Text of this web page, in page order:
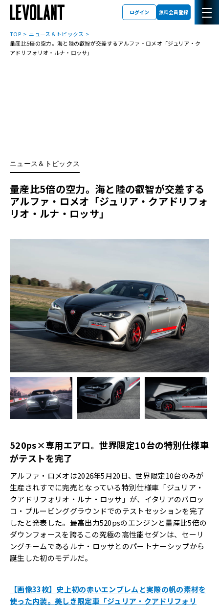
ログイン 無料会員登録
TOP
ニュース＆トピックス
量産比5倍の空力。海と陸の叡智が交差するアルファ・ロメオ「ジュリア・ク
アドリフォリオ・ルナ・ロッサ」
ニュース＆トピックス
量産比5倍の空力。海と陸の叡智が交差する
アルファ・ロメオ「ジュリア・クアドリフォ
リオ・ルナ・ロッサ」
520ps×専用エアロ。世界限定10台の特別仕様車
がテストを完了
アルファ・ロメオは2026年5月20日、世界限定10台のみが
生産されすでに完売となっている特別仕様車「ジュリア・
クアドリフォリオ・ルナ・ロッサ」が、イタリアのバロッ
コ・プルービンググラウンドでのテストセッションを完了
したと発表した。最高出力520psのエンジンと量産比5倍の
ダウンフォースを誇るこの究極の高性能セダンは、セーリ
ングチームであるルナ・ロッサとのパートナーシップから
誕生した初のモデルだ。
【画像33枚】史上初の赤いエンブレムと実際の帆の素材を
使った内装。美しき限定車「ジュリア・クアドリフォリ